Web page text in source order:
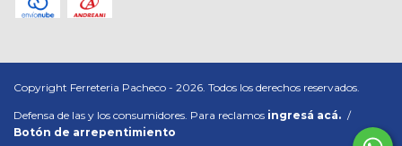
Copyright Ferreteria Pacheco - 2026. Todos los derechos reservados.
Defensa de las y los consumidores. Para reclamos ingresá acá. /
Botón de arrepentimiento